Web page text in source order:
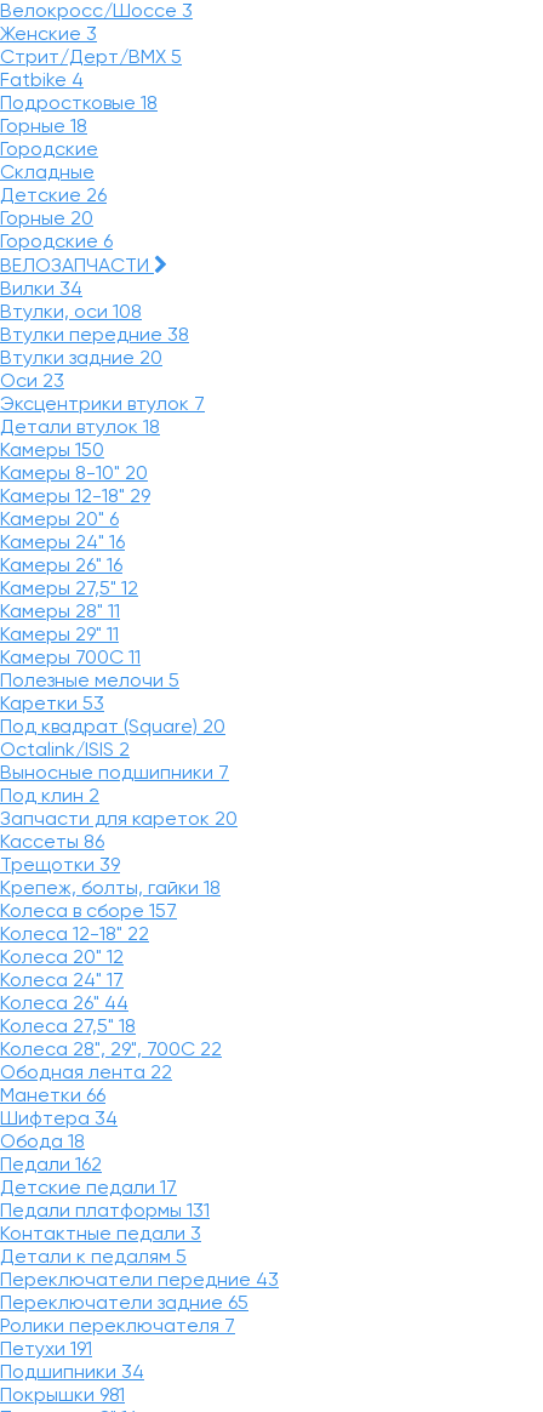
Велокросс/Шоссе 3
Женские 3
Стрит/Дерт/BMX 5
Fatbike 4
Подростковые 18
Горные 18
Городские
Складные
Детские 26
Горные 20
Городские 6
ВЕЛОЗАПЧАСТИ
Вилки 34
Втулки, оси 108
Втулки передние 38
Втулки задние 20
Оси 23
Эксцентрики втулок 7
Детали втулок 18
Камеры 150
Камеры 8-10" 20
Камеры 12-18" 29
Камеры 20" 6
Камеры 24" 16
Камеры 26" 16
Камеры 27,5" 12
Камеры 28" 11
Камеры 29" 11
Камеры 700C 11
Полезные мелочи 5
Каретки 53
Под квадрат (Square) 20
Octalink/ISIS 2
Выносные подшипники 7
Под клин 2
Запчасти для кареток 20
Кассеты 86
Трещотки 39
Крепеж, болты, гайки 18
Колеса в сборе 157
Колеса 12-18" 22
Колеса 20" 12
Колеса 24" 17
Колеса 26" 44
Колеса 27,5" 18
Колеса 28", 29", 700С 22
Ободная лента 22
Манетки 66
Шифтера 34
Обода 18
Педали 162
Детские педали 17
Педали платформы 131
Контактные педали 3
Детали к педалям 5
Переключатели передние 43
Переключатели задние 65
Ролики переключателя 7
Петухи 191
Подшипники 34
Покрышки 981